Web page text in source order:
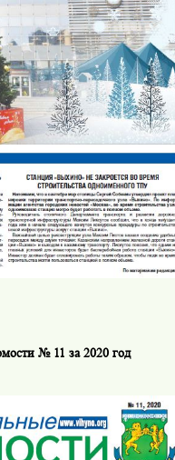
№ 11 за 2020 год